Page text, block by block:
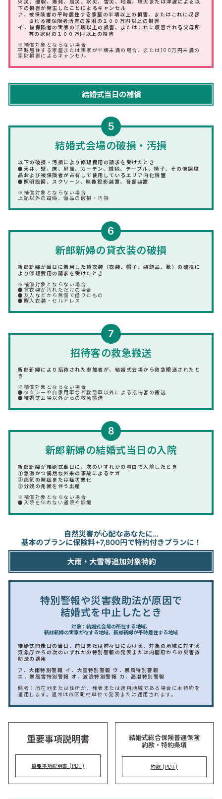
火災、破裂、爆発、風災、水災、雪災、地震、噴火または津波による以
下の損害が発生したことによるキャンセル
ア．被保険者の平時居住する家屋の半壊以上の損害、またはこれに収容
される被保険者所有の家財の１００万円以上の損害
イ．被保険者の実家の半壊以上の損害、またはこれに収容される父母所
有の家財の１００万円以上の損害
※補償対象とならない場合
平時居住する家屋または実家が半壊未満の場合、または100万円未満の
家財損害によるキャンセル
5
結婚式会場の破損・汚損
以下の破損・汚損により修理費用の請求を受けたとき
●天井、壁、床、屏風、カーテン、絨毯、テーブル、椅子、その他調度
品および被保険者が占有して使用しているエリア内化粧室
●照明設備、スクリーン、映像投影装置、音響装置
※補償対象とならない場合
上記以外の設備、備品の破損・汚損
6
新郎新婦の貸衣装の破損
新郎新婦が当日に着用した貸衣装（衣装、帽子、装飾品、靴）の破損に
より修理費用の請求を受けたとき
※補償対象とならない場合
●貸衣装が汚れただけの場合
●友人などから無償で借りたもの
●購入衣装・セルドレス
7
招待客の救急搬送
新郎新婦により招待された参加者が、結婚式会場から救急搬送されたと
き
※補償対象とならない場合
●タクシーや自家用車など救急車以外による招待客の搬送
●結婚式会場以外からの救急搬送
8
新郎新婦の結婚式当日の入院
新郎新婦が結婚式当日に、次のいずれかの事由で入院したとき
①急激かつ偶然な外来の事故によるケガ
②病気の発症または症状悪化
③分娩の兆候を伴う出産
※補償対象とならない場合
●入院を伴わない通院や診療
特別警報や災害救助法が原因で
結婚式を中止したとき
対象：結婚式会場の所在する地域、
新郎新婦の実家が存する地域、新郎新婦が平時居住する地域
結婚式開催日の当日、前日または前々日における、対象の地域に対する
気象庁からの次のいずれかの特別警報の発表または内閣府からの災害救
助法の適用
ア．大雨特別警報 イ．大雪特別警報 ウ．暴風特別警報
エ．暴風雪特別警報 オ．波浪特別警報 カ．高潮特別警報
備考：所在地または住所が、発表または適用地域である場合に本特約を
適用します。通常は市区町村単位で発表または適用されます。
重要事項説明書
重要事項説明書 (PDF)
結婚式総合保険普通保険
約款・特約条項
約款 (PDF)